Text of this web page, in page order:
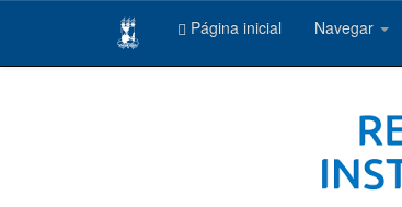
Página inicial Navegar